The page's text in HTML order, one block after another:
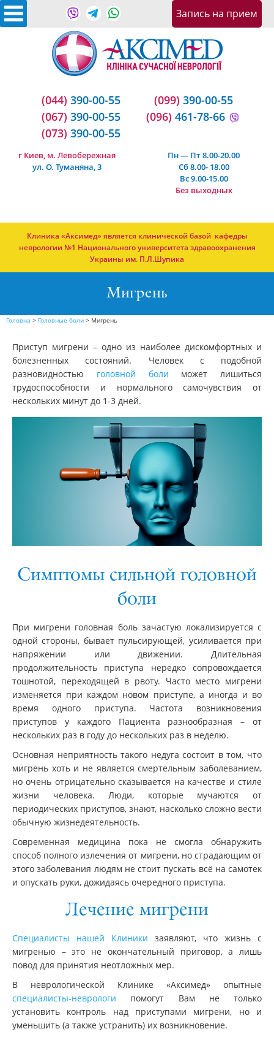
Запись на приeм
(044) 390-00-55
(067) 390-00-55
(073) 390-00-55
(099) 390-00-55
(096) 461-78-66
г Киев, м. Левобережная
ул. О. Туманяна, 3
Пн — Пт 8.00-20.00
Сб 8.00- 18.00
Вс 9.00-15.00
Без выходных
Клиника «Аксимед» является клинической базой кафедры
неврологии №1 Национального университета здравоохранения
Украины им. П.Л.Шупика
Мигрень
Головна > Головные боли > Мигрень
Приступ мигрени – одно из наиболее дискомфортных и
болезненных состояний. Человек с подобной
разновидностью головной боли может лишиться
трудоспособности и нормального самочувствия от
нескольких минут до 1-3 дней.
Симптомы сильной головной
боли
При мигрени головная боль зачастую локализируется с
одной стороны, бывает пульсирующей, усиливается при
напряжении или движении. Длительная
продолжительность приступа нередко сопровождается
тошнотой, переходящей в рвоту. Часто место мигрени
изменяется при каждом новом приступе, а иногда и во
время одного приступа. Частота возникновения
приступов у каждого Пациента разнообразная – от
нескольких раз в году до нескольких раз в неделю.
Основная неприятность такого недуга состоит в том, что
мигрень хоть и не является смертельным заболеванием,
но очень отрицательно сказывается на качестве и стиле
жизни человека. Люди, которые мучаются от
периодических приступов, знают, насколько сложно вести
обычную жизнедеятельность.
Современная медицина пока не смогла обнаружить
способ полного излечения от мигрени, но страдающим от
этого заболевания людям не стоит пускать всё на самотек
и опускать руки, дожидаясь очередного приступа.
Лечение мигрени
Специалисты нашей Клиники заявляют, что жизнь с
мигренью – это не окончательный приговор, а лишь
повод для принятия неотложных мер.
В неврологической Клинике «Аксимед» опытные
специалисты-неврологи помогут Вам не только
установить контроль над приступами мигрени, но и
уменьшить (а также устранить) их возникновение.